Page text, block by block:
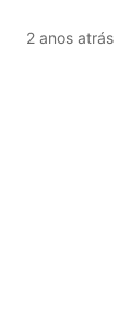
2 anos atrás